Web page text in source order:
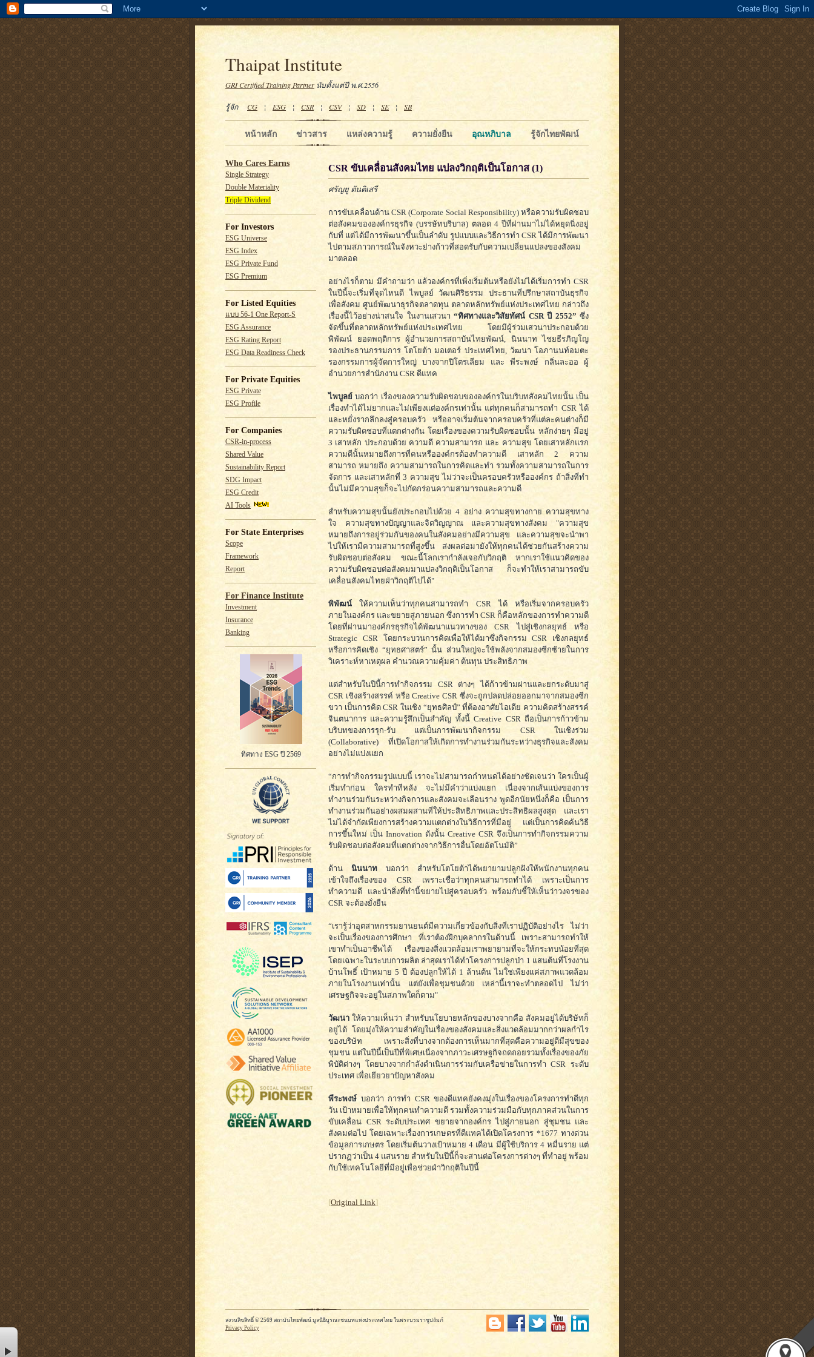
Thaipat Institute
GRI Certified Training Partner นับตั้งแต่ปี พ.ศ.2556
รู้จัก CG ¦ ESG ¦ CSR¦ CSV¦ SD ¦ SE¦ SB
รู้จักไทยพัฒน์
อุณหภิบาล
ความยั่งยืน
แหล่งความรู้
ข่าวสาร
หน้าหลัก
Who Cares Earns
Single Strategy
Double Materiality
Triple Dividend
For Investors
ESG Universe
ESG Index
ESG Private Fund
ESG Premium
For Listed Equities
แบบ 56-1 One Report-S
ESG Assurance
ESG Rating Report
ESG Data Readiness Check
For Private Equities
ESG Private
ESG Profile
For Companies
CSR-in-process
Shared Value
Sustainability Report
SDG Impact
ESG Credit
AI Tools
For State Enterprises
Scope
Framework
Report
For Finance Institute
Investment
Insurance
Banking
ทิศทาง ESG ปี 2569
CSR ขับเคลื่อนสังคมไทย แปลงวิกฤติเป็นโอกาส (1)
ศรัญยู ตันติเสรี
การขับเคลื่อนด้าน CSR (Corporate Social Responsibility) หรือความรับผิดชอบ
ต่อสังคมขององค์กรธุรกิจ (บรรษัทบริบาล) ตลอด 4 ปีที่ผ่านมาไม่ได้หยุดนิ่งอยู่
กับที่ แต่ได้มีการพัฒนาขึ้นเป็นลำดับ รูปแบบและวิธีการทำ CSR ได้มีการพัฒนา
ไปตามสภาวการณ์ในจังหวะย่างก้าวที่สอดรับกับความเปลี่ยนแปลงของสังคม
มาตลอด
อย่างไรก็ตาม มีคำถามว่า แล้วองค์กรที่เพิ่งเริ่มต้นหรือยังไม่ได้เริ่มการทำ CSR
ในปีนี้จะเริ่มที่จุดไหนดี ไพบูลย์ วัฒนศิริธรรม ประธานที่ปรึกษาสถาบันธุรกิจ
เพื่อสังคม ศูนย์พัฒนาธุรกิจตลาดทุน ตลาดหลักทรัพย์แห่งประเทศไทย กล่าวถึง
เรื่องนี้ไว้อย่างน่าสนใจ ในงานเสวนา “ทิศทางและวิสัยทัศน์ CSR ปี 2552” ซึ่ง
จัดขึ้นที่ตลาดหลักทรัพย์แห่งประเทศไทย โดยมีผู้ร่วมเสวนาประกอบด้วย
พิพัฒน์ ยอดพฤติการ ผู้อำนวยการสถาบันไทยพัฒน์, นินนาท ไชยธีรภิญโญ
รองประธานกรรมการ โตโยต้า มอเตอร์ ประเทศไทย, วัฒนา โอภานนท์อมตะ
รองกรรมการผู้จัดการใหญ่ บางจากปิโตรเลียม และ พีระพงษ์ กลิ่นละออ ผู้
อำนวยการสำนักงาน CSR ดีแทค
ไพบูลย์ บอกว่า เรื่องของความรับผิดชอบขององค์กรในบริบทสังคมไทยนั้น เป็น
เรื่องทำได้ไม่ยากและไม่เพียงแต่องค์กรเท่านั้น แต่ทุกคนก็สามารถทำ CSR ได้
และหยั่งรากลึกลงสู่ครอบครัว หรืออาจเริ่มต้นจากครอบครัวที่แต่ละคนต่างก็มี
ความรับผิดชอบที่แตกต่างกัน โดยเรื่องของความรับผิดชอบนั้น หลักง่ายๆ มีอยู่
3 เสาหลัก ประกอบด้วย ความดี ความสามารถ และ ความสุข โดยเสาหลักแรก
ความดีนั้นหมายถึงการที่คนหรือองค์กรต้องทำความดี เสาหลัก 2 ความ
สามารถ หมายถึง ความสามารถในการคิดและทำ รวมทั้งความสามารถในการ
จัดการ และเสาหลักที่ 3 ความสุข ไม่ว่าจะเป็นครอบครัวหรือองค์กร ถ้าสิ่งที่ทำ
นั้นไม่มีความสุขก็จะไปกัดกร่อนความสามารถและความดี
สำหรับความสุขนั้นยังประกอบไปด้วย 4 อย่าง ความสุขทางกาย ความสุขทาง
ใจ ความสุขทางปัญญาและจิตวิญญาณ และความสุขทางสังคม "ความสุข
หมายถึงการอยู่ร่วมกันของคนในสังคมอย่างมีความสุข และความสุขจะนำพา
ไปให้เรามีความสามารถที่สูงขึ้น ส่งผลต่อมายังให้ทุกคนได้ช่วยกันสร้างความ
รับผิดชอบต่อสังคม ขณะนี้โลกเรากำลังเจอกับวิกฤติ หากเราใช้แนวคิดของ
ความรับผิดชอบต่อสังคมมาแปลงวิกฤติเป็นโอกาส ก็จะทำให้เราสามารถขับ
เคลื่อนสังคมไทยฝ่าวิกฤติไปได้"
พิพัฒน์ ให้ความเห็นว่าทุกคนสามารถทำ CSR ได้ หรือเริ่มจากครอบครัว
ภายในองค์กร และขยายสู่ภายนอก ซึ่งการทำ CSR ก็คือหลักของการทำความดี
โดยที่ผ่านมาองค์กรธุรกิจได้พัฒนาแนวทางของ CSR ไปสู่เชิงกลยุทธ์ หรือ
Strategic CSR โดยกระบวนการคิดเพื่อให้ได้มาซึ่งกิจกรรม CSR เชิงกลยุทธ์
หรือการคิดเชิง “ยุทธศาสตร์” นั้น ส่วนใหญ่จะใช้พลังจากสมองซีกซ้ายในการ
วิเคราะห์หาเหตุผล คำนวณความคุ้มค่า ต้นทุน ประสิทธิภาพ
แต่สำหรับในปีนี้การทำกิจกรรม CSR ต่างๆ ได้ก้าวข้ามผ่านและยกระดับมาสู่
CSR เชิงสร้างสรรค์ หรือ Creative CSR ซึ่งจะถูกปลดปล่อยออกมาจากสมองซีก
ขวา เป็นการคิด CSR ในเชิง “ยุทธศิลป์” ที่ต้องอาศัยไอเดีย ความคิดสร้างสรรค์
จินตนาการ และความรู้สึกเป็นสำคัญ ทั้งนี้ Creative CSR ถือเป็นการก้าวข้าม
บริบทของการรุก-รับ แต่เป็นการพัฒนากิจกรรม CSR ในเชิงร่วม
(Collaborative) ที่เปิดโอกาสให้เกิดการทำงานร่วมกันระหว่างธุรกิจและสังคม
อย่างไม่แบ่งแยก
“การทำกิจกรรมรูปแบบนี้ เราจะไม่สามารถกำหนดได้อย่างชัดเจนว่า ใครเป็นผู้
เริ่มทำก่อน ใครทำทีหลัง จะไม่มีคำว่าแบ่งแยก เนื่องจากเส้นแบ่งของการ
ทำงานร่วมกันระหว่างกิจการและสังคมจะเลือนราง พูดอีกนัยหนึ่งก็คือ เป็นการ
ทำงานร่วมกันอย่างผสมผสานที่ให้ประสิทธิภาพและประสิทธิผลสูงสุด และเรา
ไม่ได้จำกัดเพียงการสร้างความแตกต่างในวิธีการที่มีอยู่ แต่เป็นการคิดค้นวิธี
การขึ้นใหม่ เป็น Innovation ดังนั้น Creative CSR จึงเป็นการทำกิจกรรมความ
รับผิดชอบต่อสังคมที่แตกต่างจากวิธีการอื่นโดยอัตโนมัติ”
ด้าน นินนาท บอกว่า สำหรับโตโยต้าได้พยายามปลูกฝังให้พนักงานทุกคน
เข้าใจถึงเรื่องของ CSR เพราะเชื่อว่าทุกคนสามารถทำได้ เพราะเป็นการ
ทำความดี และนำสิ่งที่ทำนี้ขยายไปสู่ครอบครัว พร้อมกับชี้ให้เห็นว่าวงจรของ
CSR จะต้องยั่งยืน
“เรารู้ว่าอุตสาหกรรมยานยนต์มีความเกี่ยวข้องกับสิ่งที่เราปฏิบัติอย่างไร ไม่ว่า
จะเป็นเรื่องของการศึกษา ที่เราต้องฝึกบุคลากรในด้านนี้ เพราะสามารถทำให้
เขาทำเป็นอาชีพได้ เรื่องของสิ่งแวดล้อมเราพยายามที่จะให้กระทบน้อยที่สุด
โดยเฉพาะในระบบการผลิต ล่าสุดเราได้ทำโครงการปลูกป่า 1 แสนต้นที่โรงงาน
บ้านโพธิ์ เป้าหมาย 5 ปี ต้องปลูกให้ได้ 1 ล้านต้น ไม่ใช่เพียงแค่สภาพแวดล้อม
ภายในโรงงานเท่านั้น แต่ยังเพื่อชุมชนด้วย เหล่านี้เราจะทำตลอดไป ไม่ว่า
เศรษฐกิจจะอยู่ในสภาพใดก็ตาม"
วัฒนา ให้ความเห็นว่า สำหรับนโยบายหลักของบางจากคือ สังคมอยู่ได้บริษัทก็
อยู่ได้ โดยมุ่งให้ความสำคัญในเรื่องของสังคมและสิ่งแวดล้อมมากกว่าผลกำไร
ของบริษัท เพราะสิ่งที่บางจากต้องการเห็นมากที่สุดคือความอยู่ดีมีสุขของ
ชุมชน แต่ในปีนี้เป็นปีที่พิเศษเนื่องจากภาวะเศรษฐกิจถดถอยรวมทั้งเรื่องของภัย
พิบัติต่างๆ โดยบางจากกำลังดำเนินการร่วมกับเครือข่ายในการทำ CSR ระดับ
ประเทศ เพื่อเยียวยาปัญหาสังคม
พีระพงษ์ บอกว่า การทำ CSR ของดีแทคยังคงมุ่งในเรื่องของโครงการทำดีทุก
วัน เป้าหมายเพื่อให้ทุกคนทำความดี รวมทั้งความร่วมมือกับทุกภาคส่วนในการ
ขับเคลื่อน CSR ระดับประเทศ ขยายจากองค์กร ไปสู่ภายนอก สู่ชุมชน และ
สังคมต่อไป โดยเฉพาะเรื่องการเกษตรที่ดีแทคได้เปิดโครงการ *1677 ทางด่วน
ข้อมูลการเกษตร โดยเริ่มต้นวางเป้าหมาย 4 เดือน มีผู้ใช้บริการ 4 หมื่นราย แต่
ปรากฏว่าเป็น 4 แสนราย สำหรับในปีนี้ก็จะสานต่อโครงการต่างๆ ที่ทำอยู่ พร้อม
กับใช้เทคโนโลยีที่มีอยู่เพื่อช่วยฝ่าวิกฤติในปีนี้
[Original Link]
สงวนลิขสิทธิ์ © 2569 สถาบันไทยพัฒน์ มูลนิธิบูรณะชนบทแห่งประเทศไทย ในพระบรมราชูปถัมภ์
Privacy Policy